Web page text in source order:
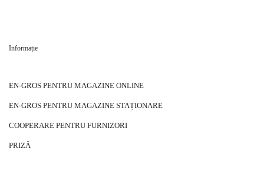
Informație
EN-GROS PENTRU MAGAZINE ONLINE
EN-GROS PENTRU MAGAZINE STAȚIONARE
COOPERARE PENTRU FURNIZORI
PRIZĂ